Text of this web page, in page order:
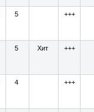
5 +++
5 Хит +++
4 +++